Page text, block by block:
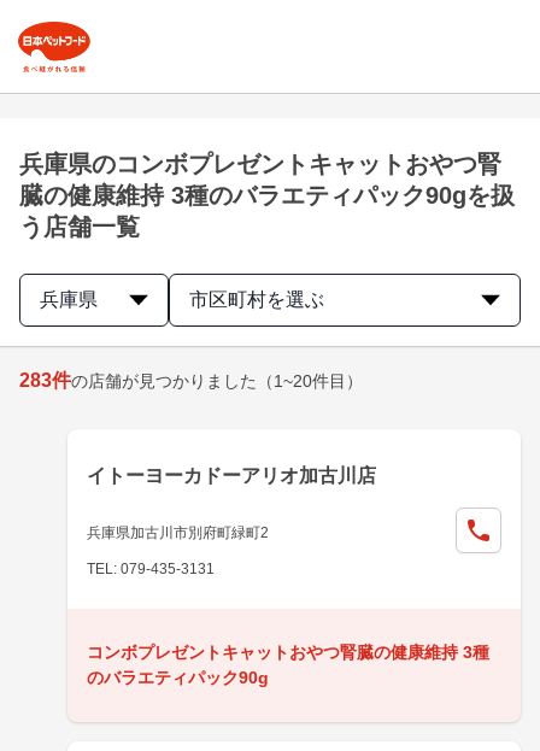
兵庫県のコンボプレゼントキャットおやつ腎
臓の健康維持 3種のバラエティパック90gを扱
う店舗一覧
兵庫県 市区町村を選ぶ
283件の店舗が見つかりました （1~20件目）
イトーヨーカドーアリオ加古川店
兵庫県加古川市別府町緑町2
TEL: 079-435-3131
コンボプレゼントキャットおやつ腎臓の健康維持 3種
のバラエティパック90g